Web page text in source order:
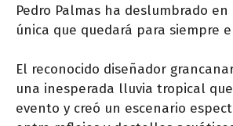
Pedro Palmas ha deslumbrado en
única que quedará para siempre
El reconocido diseñador
una inesperada lluvia tropical
evento y creó un escenario